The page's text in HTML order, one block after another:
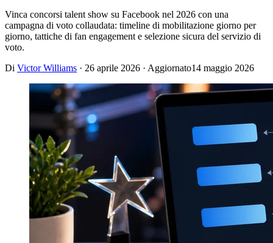
Vinca concorsi talent show su Facebook nel 2026 con una
campagna di voto collaudata: timeline di mobilitazione giorno per
giorno, tattiche di fan engagement e selezione sicura del servizio di
voto.
Di Victor Williams · 26 aprile 2026 · Aggiornato14 maggio 2026